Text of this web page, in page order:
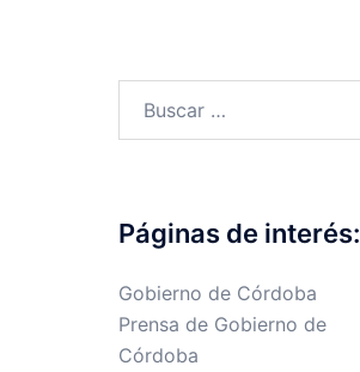
Páginas de interés:
Gobierno de Córdoba
Prensa de Gobierno de
Córdoba